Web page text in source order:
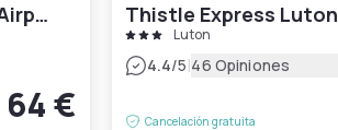
Holiday Inn Express London Luton Airport by IHG
64 €
Thistle Express Luton
Luton
4.4/5|46 Opiniones
Cancelación gratuita